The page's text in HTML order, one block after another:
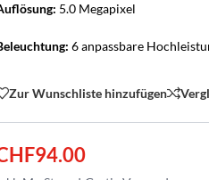
5.0 Megapixel
6 anpassbare
Zur Wunschliste hinzufügen
94.00